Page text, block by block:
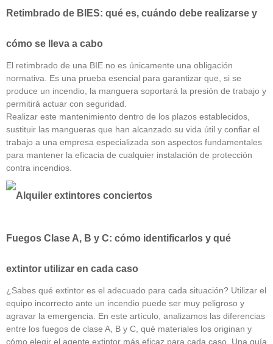
Retimbrado de BIES: qué es, cuándo debe realizarse y
cómo se lleva a cabo
El retimbrado de una BIE no es únicamente una obligación
normativa. Es una prueba esencial para garantizar que, si se
produce un incendio, la manguera soportará la presión de trabajo y
permitirá actuar con seguridad.
Realizar este mantenimiento dentro de los plazos establecidos,
sustituir las mangueras que han alcanzado su vida útil y confiar el
trabajo a una empresa especializada son aspectos fundamentales
para mantener la eficacia de cualquier instalación de protección
contra incendios.
Fuegos Clase A, B y C: cómo identificarlos y qué
extintor utilizar en cada caso
¿Sabes qué extintor es el adecuado para cada situación? Utilizar el
equipo incorrecto ante un incendio puede ser muy peligroso y
agravar la emergencia. En este artículo, analizamos las diferencias
entre los fuegos de clase A, B y C, qué materiales los originan y
cómo elegir el agente extintor más eficaz para cada caso. Una guía